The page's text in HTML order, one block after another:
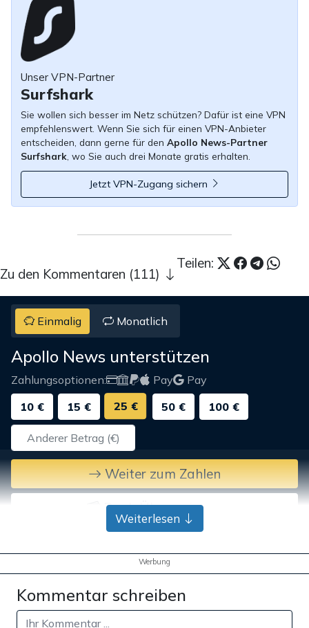
Unser VPN-Partner
Surfshark
Sie wollen sich besser im Netz schützen? Dafür ist eine VPN
empfehlenswert. Wenn Sie sich für einen VPN-Anbieter
entscheiden, dann gerne für den Apollo News-Partner
Surfshark, wo Sie auch drei Monate gratis erhalten.
Jetzt VPN-Zugang sichern
Teilen:
Zu den Kommentaren (111)
Einmalig Monatlich
Apollo News unterstützen
Zahlungsoptionen: Pay
Pay
10 €
15 € 25 € 50 € 100 €
Weiter zum Zahlen
Bank-Überweisung
Weiterlesen
Werbung
Kommentar schreiben